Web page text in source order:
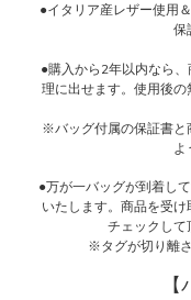
●イタリア産レザー使用
保
●購入から2年以内なら
理に出せます。使用後
※バッグ付属の保証書と
よ
●万が一バッグが到着し
いたします。商品を受
チェックして
※タグが切り離